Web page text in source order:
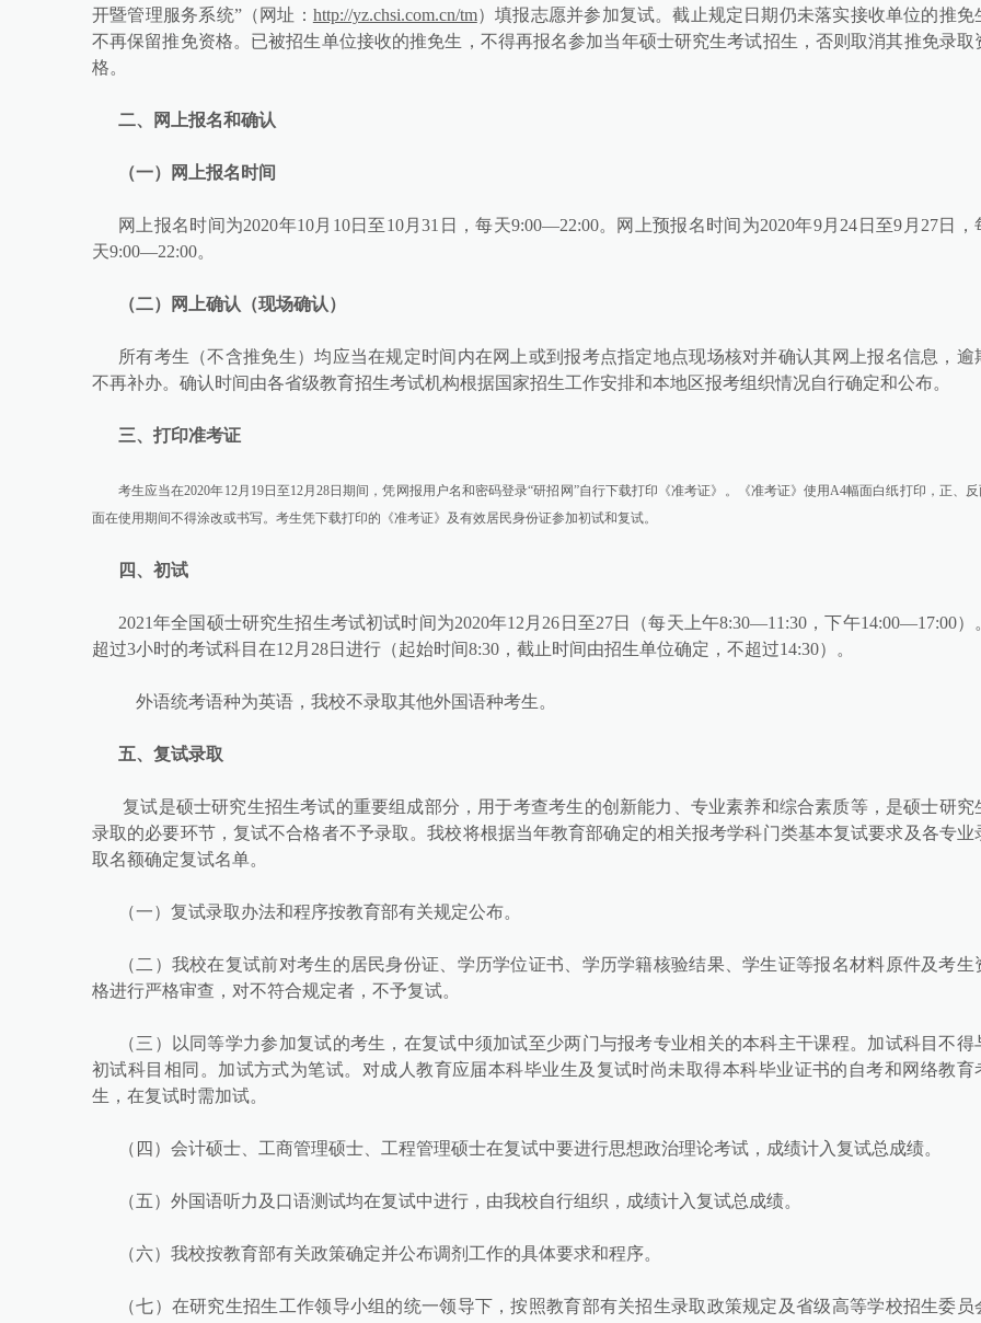
开暨管理服务系统”（网址： http://yz.chsi.com.cn/tm）填报志愿并参加复试。截止规定日期仍未落实接收单位的推免
不再保留推免资格。已被招生单位接收的推免生，不得再报名参加当年硕士研究生考试招生，否则取消其推免录取
格。
二、网上报名和确认
（一）网上报名时间
网上报名时间为2020年10月10日至10月31日，每天9:00—22:00。网上预报名时间为2020年9月24日至9月27日，
天9:00—22:00。
（二）网上确认（现场确认）
所有考生（不含推免生）均应当在规定时间内在网上或到报考点指定地点现场核对并确认其网上报名信息，逾
不再补办。确认时间由各省级教育招生考试机构根据国家招生工作安排和本地区报考组织情况自行确定和公布。
三、打印准考证
考生应当在2020年12月19日至12月28日期间，凭网报用户名和密码登录“研招网”自行下载打印《准考证》。《准考证》使用A4幅面白纸打印，正、
面在使用期间不得涂改或书写。考生凭下载打印的《准考证》及有效居民身份证参加初试和复试。
四、初试
2021年全国硕士研究生招生考试初试时间为2020年12月26日至27日（每天上午8:30—11:30，下午14:00—17:00）
超过3小时的考试科目在12月28日进行（起始时间8:30，截止时间由招生单位确定，不超过14:30）。
外语统考语种为英语，我校不录取其他外国语种考生。
五、复试录取
复试是硕士研究生招生考试的重要组成部分，用于考查考生的创新能力、专业素养和综合素质等，是硕士研究
录取的必要环节，复试不合格者不予录取。我校将根据当年教育部确定的相关报考学科门类基本复试要求及各专业
取名额确定复试名单。
（一）复试录取办法和程序按教育部有关规定公布。
（二）我校在复试前对考生的居民身份证、学历学位证书、学历学籍核验结果、学生证等报名材料原件及考生
格进行严格审查，对不符合规定者，不予复试。
（三）以同等学力参加复试的考生，在复试中须加试至少两门与报考专业相关的本科主干课程。加试科目不得
初试科目相同。加试方式为笔试。对成人教育应届本科毕业生及复试时尚未取得本科毕业证书的自考和网络教育
生，在复试时需加试。
（四）会计硕士、工商管理硕士、工程管理硕士在复试中要进行思想政治理论考试，成绩计入复试总成绩。
（五）外国语听力及口语测试均在复试中进行，由我校自行组织，成绩计入复试总成绩。
（六）我校按教育部有关政策确定并公布调剂工作的具体要求和程序。
（七）在研究生招生工作领导小组的统一领导下，按照教育部有关招生录取政策规定及省级高等学校招生委员